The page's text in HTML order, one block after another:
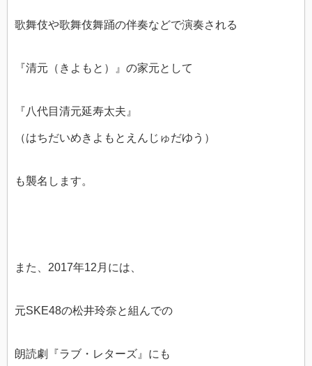
歌舞伎や歌舞伎舞踊の伴奏などで演奏される
『清元（きよもと）』の家元として
『八代目清元延寿太夫』
（はちだいめきよもとえんじゅだゆう）
も襲名します。
また、2017年12月には、
元SKE48の松井玲奈と組んでの
朗読劇『ラブ・レターズ』にも